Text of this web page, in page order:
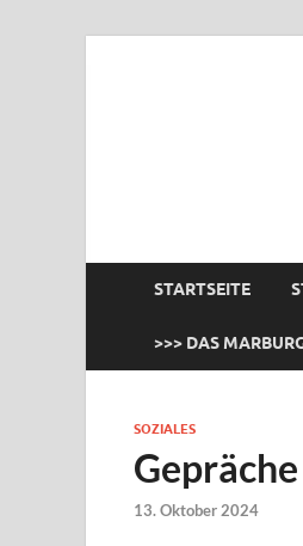
STARTSEITE
>>> DAS
SOZIALES
13. Oktober 2024